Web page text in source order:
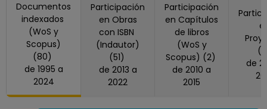
Episodes, India (2024)
GEOLOGICA ACTA, España (2004, 2013)
GEOLOGICAL SOCIETY OF AMERICA
BULLETIN, Estados Unidos America (1999,
2006)
Geological Society of America Special
Papers, Estados Unidos America (2007)
Documentos
indexados
(WoS y
Scopus)
(80)
de 1995 a
2024
Participación
en Obras
con ISBN
(Indautor)
(51)
de 2013 a
2022
Participación
en Capítulos
de libros
(WoS y
Scopus) (2)
de 2010 a
2015
de 2016 a